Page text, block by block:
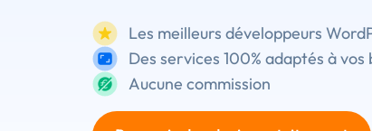
Les meilleurs développeurs
Des services 100% adaptés à vos
Aucune commission